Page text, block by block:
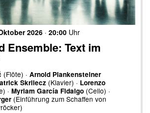
2026 · 20:00 Uhr
Ensemble: Text im
(Flöte) · Arnold Plankensteiner
Skrilecz (Klavier) · Lorenzo
· Myriam García Fidalgo (Cello) ·
(Einführung zum Schaffen von